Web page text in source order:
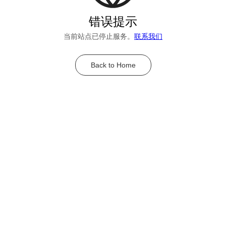
错误提示
当前站点已停止服务。 联系我们
Back to Home